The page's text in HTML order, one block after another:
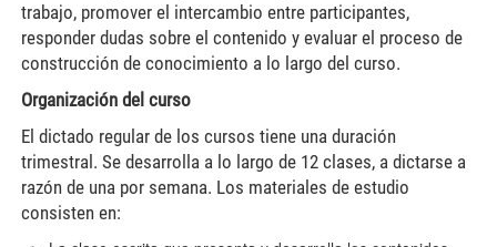
trabajo, promover el intercambio entre participantes,
responder dudas sobre el contenido y evaluar el proceso de
construcción de conocimiento a lo largo del curso.
Organización del curso
El dictado regular de los cursos tiene una duración
trimestral. Se desarrolla a lo largo de 12 clases, a dictarse a
razón de una por semana. Los materiales de estudio
consisten en: